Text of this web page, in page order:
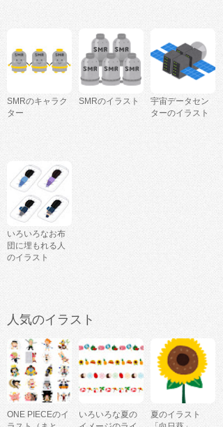
SMRのキャラク
ター
SMRのイラスト
宇宙データセン
ターのイラスト
いろいろなお布
団に埋もれる人
のイラスト
人気のイラスト
ONE PIECEのイ
いろいろな夏の
夏のイラスト